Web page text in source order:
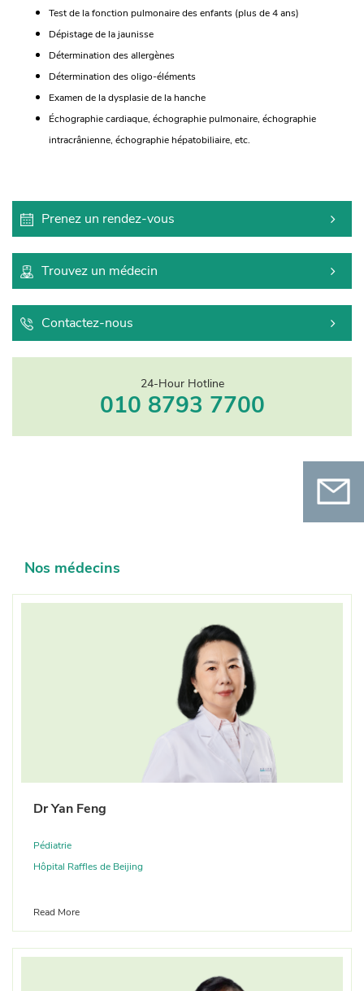
Scannez le code QR pour suivre le compte
officiel WeChat et prendre rendez-vous en
ligne
Test de la fonction pulmonaire des enfants (plus de 4 ans)
Dépistage de la jaunisse
Détermination des allergènes
Détermination des oligo-éléments
Examen de la dysplasie de la hanche
Échographie cardiaque, échographie pulmonaire, échographie
intracrânienne, échographie hépatobiliaire, etc.
Prenez un rendez-vous
Trouvez un médecin
Contactez-nous
24-Hour Hotline
010 8793 7700
Nos médecins
Dr Yan Feng
Pédiatrie
Hôpital Raffles de Beijing
Read More